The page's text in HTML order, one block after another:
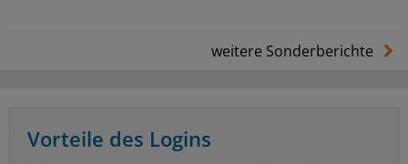
weitere Sonderberichte
Vorteile des Logins